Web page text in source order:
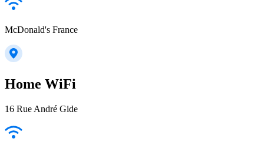
McDonald's France
Home WiFi
16 Rue André Gide